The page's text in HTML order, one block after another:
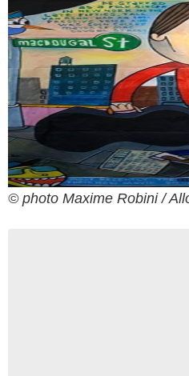
© photo Maxime Robini /